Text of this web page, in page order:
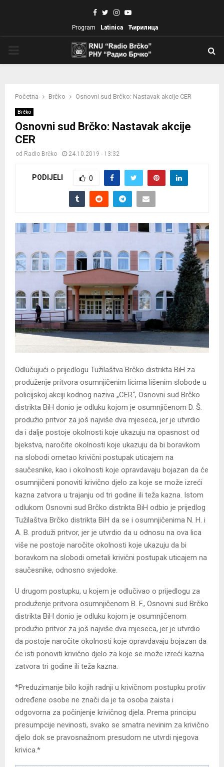
Facebook
TwitterInstagram
Youtube
Program Latinica Ћирилица
Početna Brčko Osnovni sud Brčko: Nastavak akcije CER
Brčko
Osnovni sud Brčko: Nastavak akcije
CER
od Radio Brčko 24.10.2019 - 13:32
PODIJELI 0
Odlučujući o prijedlogu Tužilaštva Brčko distrikta BiH za
produženje pritvora osumnjičenim licima lišenim slobode u
policijskoj akciji kodnog naziva „CER“, Osnovni sud Brčko
distrikta BiH donio je odluku kojom je osumnjičenom D. Š.
produžio pritvor za još najviše dva mjeseca, jer je utvrdio
da i dalje postoje okolnosti koje ukazuju na opasnost od
bjekstva, naročite okolnosti koje ukazuju da bi boravkom
na slobodi ometao krivični postupak uticajem na
saučesnike, kao i okolnosti koje opravdavaju bojazan da će
osumnjičeni ponoviti krivično djelo za koje se može izreći
kazna zatvora u trajanju od tri godine ili teža kazna. Istom
odlukom Osnovni sud Brčko distrikta BiH odbio je prijedlog
Tužilaštva Brčko distrikta BiH da se i osumnjičenima N. H. i
A. B. produži pritvor, jer je utvrdio da u odnosu na ova lica
više ne postoje naročite okolnosti koje ukazuju da bi
boravkom na slobodi ometali krivični postupak uticajem na
saučesnike, odnosno svjedoke.
U drugom postupku, u kojem je odlučivao o prijedlogu za
produženje pritvora osumnjičenom B. F., Osnovni sud Brčko
distrikta BiH donio je odluku kojom je osumnjičenom
produžio pritvor za još najviše dva mjeseca, jer je utvrdio
da postoje naročite okolnosti koje opravdavaju bojazan da
će isti ponoviti krivično djelo za koje se može izreći kazna
zatvora tri godine ili teža kazna.
*Preduzimanje bilo kojih radnji u krivičnom postupku protiv
određene osobe ne znači da je ta osoba zaista i
odgovorna za počinjenje krivičnog djela. Prema principu
presumpcije nevinosti, svako se smatra nevinim za krivično
djelo dok se pravosnažnom presudom ne utvrdi njegova
krivica.*